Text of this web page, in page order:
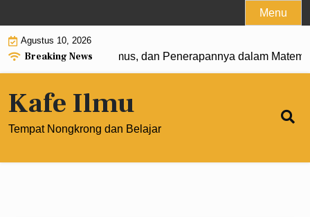
to
content
Menu
Agustus 10, 2026
Breaking News
0: Pengertian, Rumus, dan Penerapannya dalam
Kafe Ilmu
Tempat Nongkrong dan Belajar